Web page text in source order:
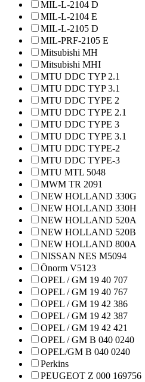
MIL-L-2104 D
MIL-L-2104 E
MIL-L-2105 D
MIL-PRF-2105 E
Mitsubishi MH
Mitsubishi MHI
MTU DDC TYP 2.1
MTU DDC TYP 3.1
MTU DDC TYPE 2
MTU DDC TYPE 2.1
MTU DDC TYPE 3
MTU DDC TYPE 3.1
MTU DDC TYPE-2
MTU DDC TYPE-3
MTU MTL 5048
MWM TR 2091
NEW HOLLAND 330G
NEW HOLLAND 330H
NEW HOLLAND 520A
NEW HOLLAND 520B
NEW HOLLAND 800A
NISSAN NES M5094
Önorm V5123
OPEL / GM 19 40 707
OPEL / GM 19 40 767
OPEL / GM 19 42 386
OPEL / GM 19 42 387
OPEL / GM 19 42 421
OPEL / GM B 040 0240
OPEL/GM B 040 0240
Perkins
PEUGEOT Z 000 169756